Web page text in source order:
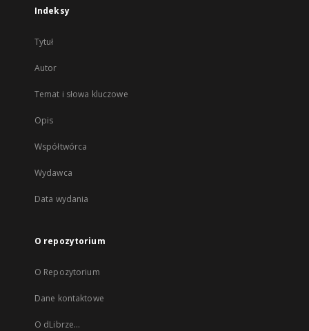
Indeksy
Tytuł
Autor
Temat i słowa kluczowe
Opis
Współtwórca
Wydawca
Data wydania
O repozytorium
O Repozytorium
Dane kontaktowe
O dLibrze...